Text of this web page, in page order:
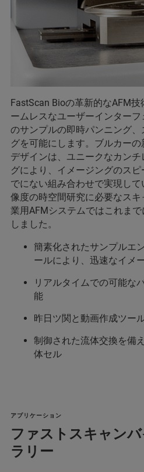
FastScan Bioの革新的なAFM
ームレスなユーザーインター
のサンプルの即時パンニング
グを可能にします。ブルカー
デザインは、ユニークなカン
グにより、イメージングのス
でにない組み合わせで実現し
像度の時空間研究に必要なス
業用AFMシステムではこれま
しました。
簡素化されたサンプルエ
ールにより、迅速なイメ
リアルタイムでの可能な
能
昨日ツ関と動画作成ツー
制御された流体交換を備
体セル
アプリケーション
ファストスキャン
ラリー